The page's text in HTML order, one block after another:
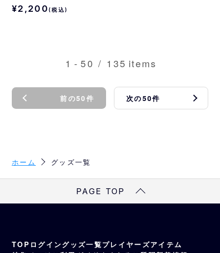
¥2,200 (税込)
1 - 50 / 135 items
前の50件 次の50件
ホーム グッズ一覧
PAGE TOP
TOP ログイングッズ一覧プレイヤーズアイテム